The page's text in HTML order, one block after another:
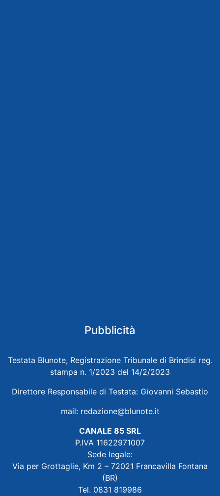
Pubblicità
Testata Blunote, Registrazione Tribunale di Brindisi reg.
stampa n. 1/2023 del 14/2/2023
Direttore Responsabile di Testata: Giovanni Sebastio
mail: redazione@blunote.it
CANALE 85 SRL
P.IVA 11622971007
Sede legale:
Via per Grottaglie, Km 2 – 72021 Francavilla Fontana
(BR)
Tel. 0831 819986